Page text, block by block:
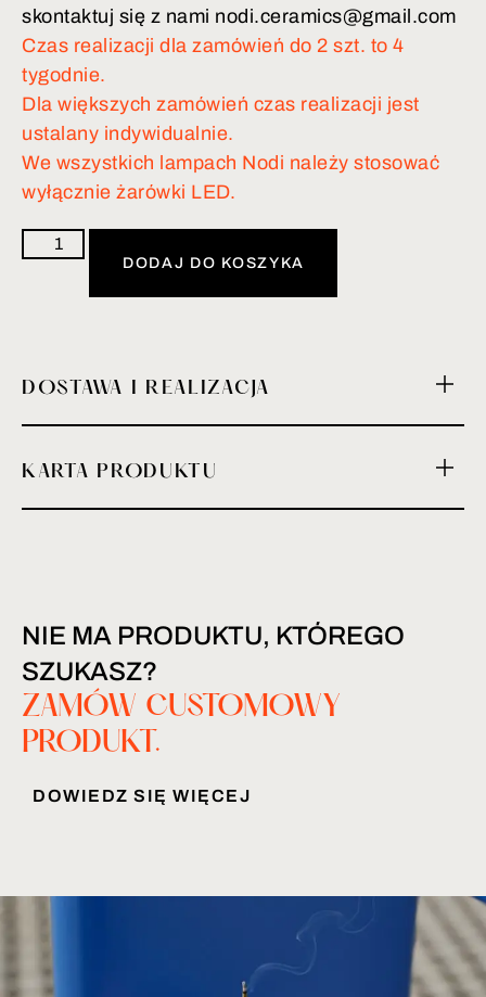
skontaktuj się z nami nodi.ceramics@gmail.com
Czas realizacji dla zamówień do 2 szt. to 4
tygodnie.
Dla większych zamówień czas realizacji jest
ustalany indywidualnie.
We wszystkich lampach Nodi należy stosować
wyłącznie żarówki LED.
DODAJ DO KOSZYKA
DOSTAWA I REALIZACJA
KARTA PRODUKTU
NIE MA PRODUKTU, KTÓREGO
SZUKASZ?
ZAMÓW CUSTOMOWY
PRODUKT.
DOWIEDZ SIĘ WIĘCEJ